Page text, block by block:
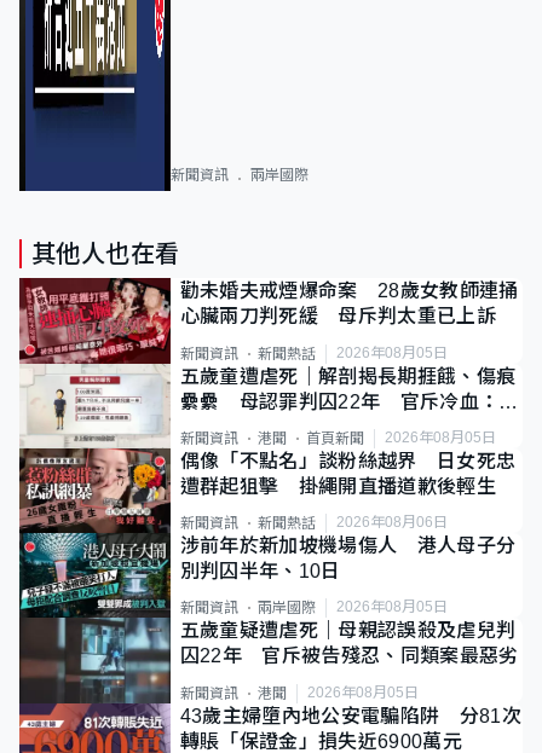
新聞資訊 兩岸國際
其他人也在看
勸未婚夫戒煙爆命案 28歲女教師連捅
心臟兩刀判死緩 母斥判太重已上訴
新聞資訊 新聞熱話 2026年08月05日
五歲童遭虐死｜解剖揭長期捱餓、傷痕
纍纍 母認罪判囚22年 官斥冷血：同
類案最惡劣
新聞資訊 港聞 首頁新聞 2026年08月05日
偶像「不點名」談粉絲越界 日女死忠
遭群起狙擊 掛繩開直播道歉後輕生
新聞資訊 新聞熱話 2026年08月06日
涉前年於新加坡機場傷人 港人母子分
別判囚半年、10日
新聞資訊 兩岸國際 2026年08月05日
五歲童疑遭虐死｜母親認誤殺及虐兒判
囚22年 官斥被告殘忍、同類案最惡劣
新聞資訊 港聞 2026年08月05日
43歲主婦墮內地公安電騙陷阱 分81次
轉賬「保證金」損失近6900萬元